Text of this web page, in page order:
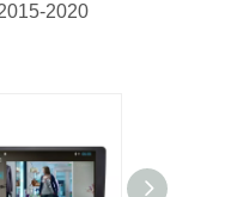
2020